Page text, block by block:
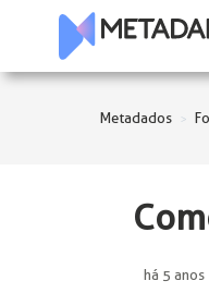
Metadados
há 5 anos